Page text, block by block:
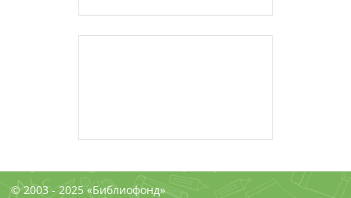
© 2003 - 2025 «Библиофонд»